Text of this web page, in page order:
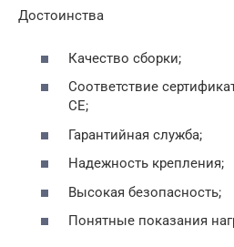
Достоинства
Качество сборки;
Соответствие
CE;
Гарантийная служба;
Надежность крепления;
Высокая безопасность;
Понятные показания